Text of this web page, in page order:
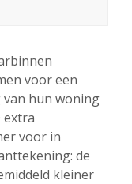
voor een
hun woning
extra
voor in
de
kleiner